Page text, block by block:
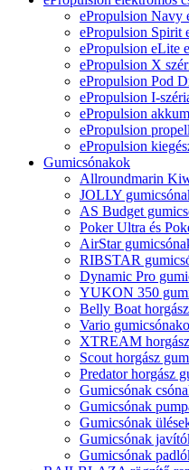
ePropulsion Navy
ePropulsion Spirit
ePropulsion eLite
ePropulsion X
ePropulsion Pod
ePropulsion I-
ePropulsion
ePropulsion
ePropulsion
Gumicsónakok
Allroundmarin
JOLLY
AS Budget
Poker Ultra és
AirStar
RIBSTAR
Dynamic Pro
YUKON 350
Belly Boat
Vario
XTREAM
Scout horgász
Predator horgász
Gumicsónak
Gumicsónak
Gumicsónak
Gumicsónak
Gumicsónak